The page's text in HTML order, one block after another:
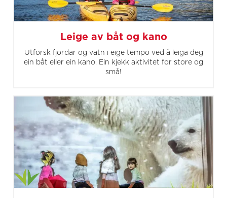
Leige av båt og kano
Utforsk fjordar og vatn i eige tempo ved å leiga deg
ein båt eller ein kano. Ein kjekk aktivitet for store og
små!